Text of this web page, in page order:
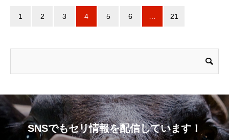
1 2 3 4 5 6 21
SNSでもセリ情報を配信しています！